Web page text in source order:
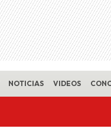
NOTICIAS VIDEOS